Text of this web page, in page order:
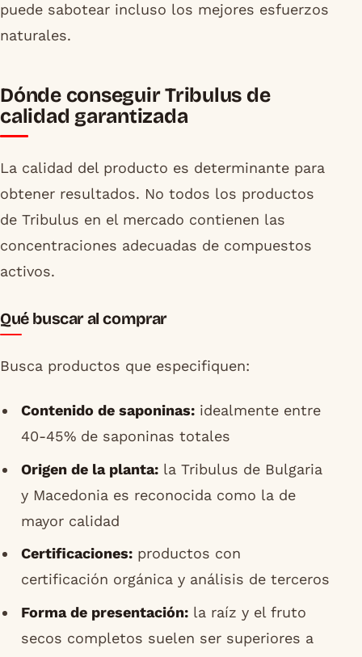
puede sabotear incluso los mejores esfuerzos
naturales.
Dónde conseguir Tribulus de
calidad garantizada
La calidad del producto es determinante para
obtener resultados. No todos los productos
de Tribulus en el mercado contienen las
concentraciones adecuadas de compuestos
activos.
Qué buscar al comprar
Busca productos que especifiquen:
Contenido de saponinas:idealmente entre
40-45% de saponinas totales
Origen de la planta:la Tribulus de Bulgaria
y Macedonia es reconocida como la de
mayor calidad
Certificaciones:productos con
certificación orgánica y análisis de terceros
Forma de presentación:la raíz y el fruto
secos completos suelen ser superiores a